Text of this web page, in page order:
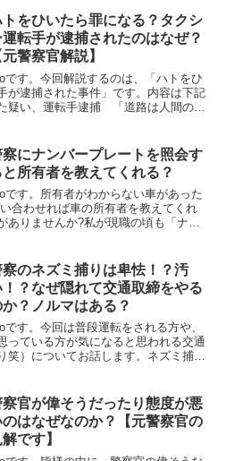
トをひいたら罪になる？タクシ
運転手が逮捕されたのはなぜ？
元警察官解説】
です。今回解説するのは、「ハトをひ
が逮捕された事件」です。内容は下記
疑い、運転手逮捕 「道路は人間のも
察にナンバープレートを照会す
と所有者を教えてくれる？
す。所有者がわからない車があった
合わせれば車の所有者を教えてくれ
ありませんか?私が現職の頃も「ナン
察のネズミ捕りは卑怯！？汚
！？なぜ隠れて交通取締をやる
？ノルマはある？
す。今回は普段運転をされる方や、
っている方が気になると思われる交通
笑）についてお話します。ネズミ捕
察官が偉そうだったり態度が悪
のはなぜなのか？【元警察官の
解です】